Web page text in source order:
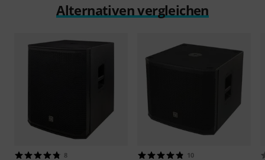
Alternativen vergleichen
8 10